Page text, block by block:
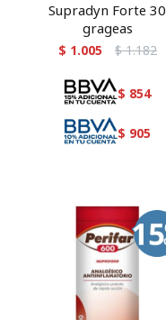
Supradyn Forte 30
grageas
$ 1.005 $ 1.182
$ 854
$ 905